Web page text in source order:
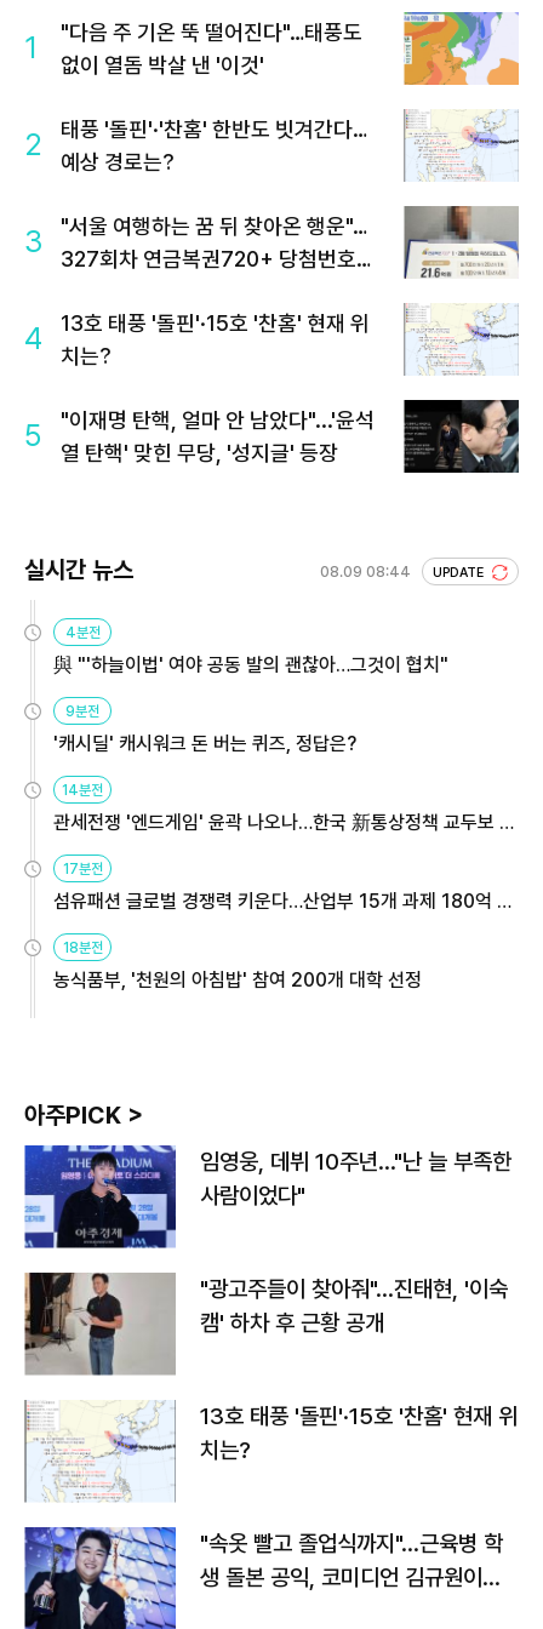
1
"다음 주 기온 뚝 떨어진다"…태풍도
없이 열돔 박살 낸 '이것'
2
태풍 '돌핀'·'찬홈' 한반도 빗겨간다…
예상 경로는?
3
"서울 여행하는 꿈 뒤 찾아온 행운"…
327회차 연금복권720+ 당첨번호조
4
13호 태풍 '돌핀'·15호 '찬홈' 현재 위
치는?
5
"이재명 탄핵, 얼마 안 남았다"...'윤석
열 탄핵' 맞힌 무당, '성지글' 등장
실시간 뉴스 08.09 08:44 UPDATE
4분전
與 "'하늘이법' 여야 공동 발의 괜찮아…그것이 협치"
9분전
'캐시딜' 캐시워크 돈 버는 퀴즈, 정답은?
14분전
관세전쟁 '엔드게임' 윤곽 나오나…한국 新통상정책 교두보 활
17분전
섬유패션 글로벌 경쟁력 키운다…산업부 15개 과제 180억 지
18분전
농식품부, '천원의 아침밥' 참여 200개 대학 선정
아주PICK >
임영웅, 데뷔 10주년…"난 늘 부족한
사람이었다"
"광고주들이 찾아줘"…진태현, '이숙
캠' 하차 후 근황 공개
13호 태풍 '돌핀'·15호 '찬홈' 현재 위
치는?
"속옷 빨고 졸업식까지"…근육병 학
생 돌본 공익, 코미디언 김규원이었